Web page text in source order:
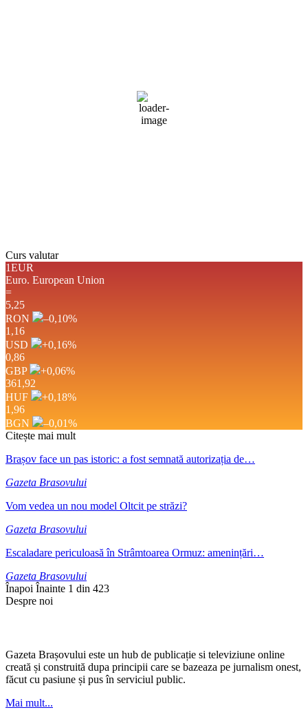
Curs valutar
1EUR
Euro. European Union
=
5,25
RON
–0,10%
1,16
USD
+0,16%
0,86
GBP
+0,06%
361,92
HUF
+0,18%
1,96
BGN
–0,01%
Citește mai mult
Brașov face un pas istoric: a fost semnată autorizația de…
Gazeta Brasovului
Vom vedea un nou model Oltcit pe străzi?
Gazeta Brasovului
Escaladare periculoasă în Strâmtoarea Ormuz: amenințări…
Gazeta Brasovului
Înapoi Înainte 1 din 423
Despre noi
Gazeta Brașovului este un hub de publicație si televiziune online
creată și construită dupa principii care se bazeaza pe jurnalism onest,
făcut cu pasiune și pus în serviciul public.
Mai mult...